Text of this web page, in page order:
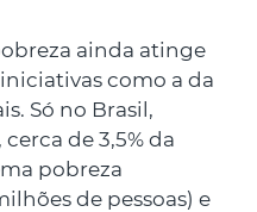
ainda atinge
como a da
Só no Brasil,
de 3,5% da
pobreza
de pessoas) e